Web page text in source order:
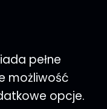
pełne
możliwość
opcje.